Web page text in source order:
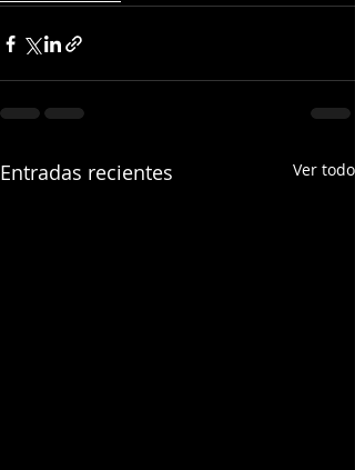
Entradas recientes Ver todo